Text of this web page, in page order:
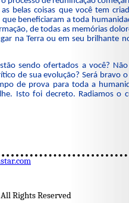
belas coisas que você tem
beneficiaram a toda
de todas as memórias
na Terra ou em seu brilhante
sendo ofertados a você?
de sua evolução? Será bravo
de prova para toda a
Isto foi decreto. Radiamos o
Rights Reserved